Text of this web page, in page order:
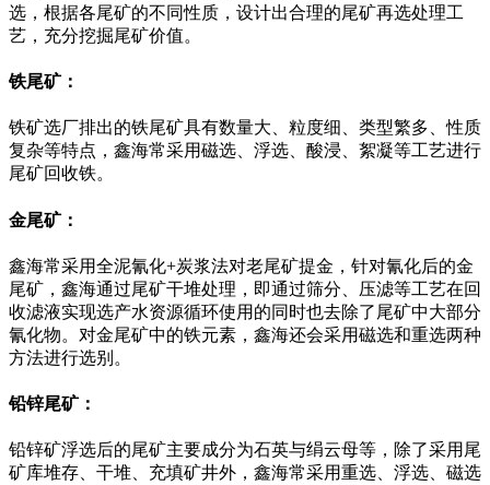
选，根据各尾矿的不同性质，设计出合理的尾矿再选处理工
艺，充分挖掘尾矿价值。
铁尾矿：
铁矿选厂排出的铁尾矿具有数量大、粒度细、类型繁多、性质
复杂等特点，鑫海常采用磁选、浮选、酸浸、絮凝等工艺进行
尾矿回收铁。
金尾矿：
鑫海常采用全泥氰化+炭浆法对老尾矿提金，针对氰化后的金
尾矿，鑫海通过尾矿干堆处理，即通过筛分、压滤等工艺在回
收滤液实现选产水资源循环使用的同时也去除了尾矿中大部分
氰化物。对金尾矿中的铁元素，鑫海还会采用磁选和重选两种
方法进行选别。
铅锌尾矿：
铅锌矿浮选后的尾矿主要成分为石英与绢云母等，除了采用尾
矿库堆存、干堆、充填矿井外，鑫海常采用重选、浮选、磁选